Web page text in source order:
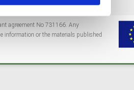
agreement No 731166. Any
information or the materials published